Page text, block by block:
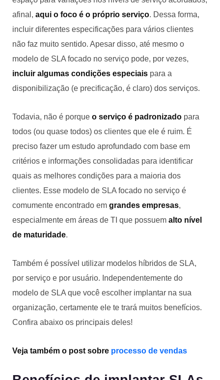
afinal, aqui o foco é o próprio serviço. Dessa forma,
incluir diferentes especificações para vários clientes
não faz muito sentido. Apesar disso, até mesmo o
modelo de SLA focado no serviço pode, por vezes,
incluir algumas condições especiais para a
disponibilização (e precificação, é claro) dos serviços.
Todavia, não é porque o serviço é padronizado para
todos (ou quase todos) os clientes que ele é ruim. É
preciso fazer um estudo aprofundado com base em
critérios e informações consolidadas para identificar
quais as melhores condições para a maioria dos
clientes. Esse modelo de SLA focado no serviço é
comumente encontrado em grandes empresas,
especialmente em áreas de TI que possuem alto nível
de maturidade.
Também é possível utilizar modelos híbridos de SLA,
por serviço e por usuário. Independentemente do
modelo de SLA que você escolher implantar na sua
organização, certamente ele te trará muitos benefícios.
Confira abaixo os principais deles!
Veja também o post sobre processo de vendas